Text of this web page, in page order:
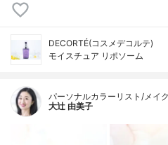
DECORTÉ(コスメデコルテ)
モイスチュア リポソーム
パーソナルカラーリスト/メイ
大辻 由美子